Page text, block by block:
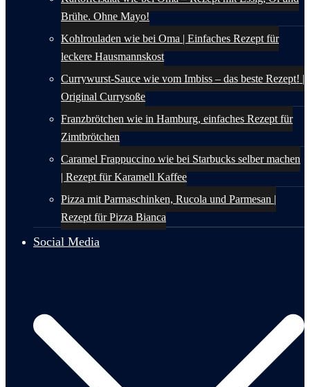
Brühe. Ohne Mayo!
Kohlrouladen wie bei Oma | Einfaches Rezept für
leckere Hausmannskost
Currywurst-Sauce wie vom Imbiss – das beste Rezept! |
Original Currysoße
Franzbrötchen wie in Hamburg, einfaches Rezept für
Zimtbrötchen
Caramel Frappuccino wie bei Starbucks selber machen
| Rezept für Karamell Kaffee
Pizza mit Parmaschinken, Rucola und Parmesan |
Rezept für Pizza Bianca
Social Media